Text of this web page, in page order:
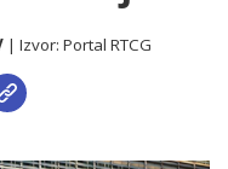
| Izvor:Portal RTCG